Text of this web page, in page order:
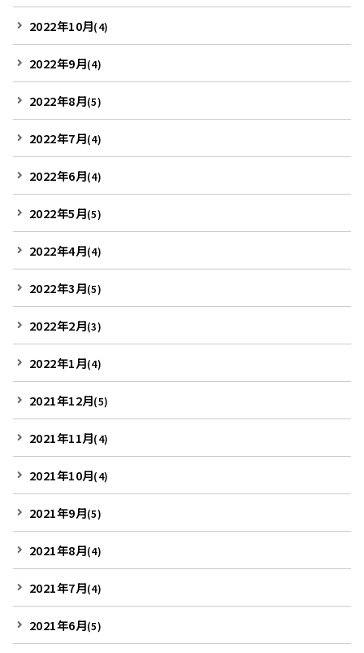
2022年10月(4)
2022年9月(4)
2022年8月(5)
2022年7月(4)
2022年6月(4)
2022年5月(5)
2022年4月(4)
2022年3月(5)
2022年2月(3)
2022年1月(4)
2021年12月(5)
2021年11月(4)
2021年10月(4)
2021年9月(5)
2021年8月(4)
2021年7月(4)
2021年6月(5)